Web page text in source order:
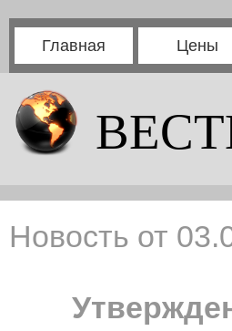
Главная Цены
Новость от